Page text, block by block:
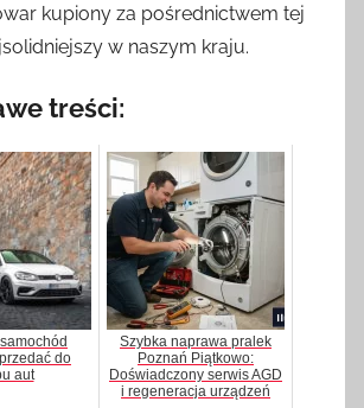
kupiony za pośrednictwem tej
w naszym kraju.
treści:
do
aut
Szybka naprawa pralek
Poznań Piątkowo:
Doświadczony serwis AGD
i regeneracja urządzeń